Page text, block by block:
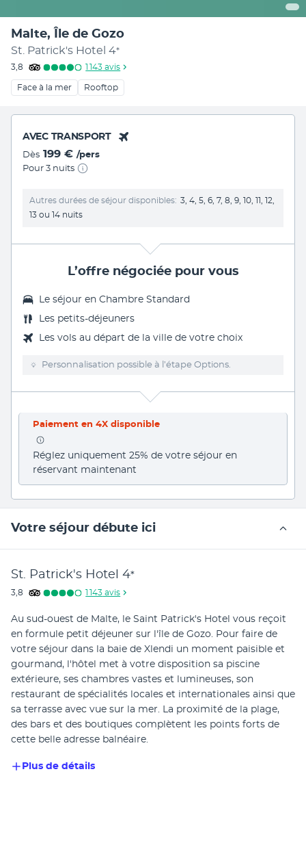
Malte, Île de Gozo
St. Patrick's Hotel 4*
3,8 1 143 avis
Face à la mer Rooftop
AVEC TRANSPORT
Dès 199 € /pers
Pour 3 nuits
Autres durées de séjour disponibles
3, 4, 5, 6, 7, 8, 9, 10, 11, 12,
13 ou 14 nuits
L’offre négociée pour vous
Le séjour en Chambre Standard
Les petits-déjeuners
Les vols au départ de la ville de votre choix
Personnalisation possible à l’étape Options.
Paiement en 4X disponible
Réglez uniquement 25% de votre séjour en
réservant maintenant
Votre séjour débute ici
St. Patrick's Hotel 4*
3,8 1 143 avis
Au sud-ouest de Malte, le Saint Patrick's Hotel vous reçoit
en formule petit déjeuner sur l'île de Gozo. Pour faire de
votre séjour dans la baie de Xlendi un moment paisible et
gourmand, l'hôtel met à votre disposition sa piscine
extérieure, ses chambres vastes et lumineuses, son
restaurant de spécialités locales et internationales ainsi que
sa terrasse avec vue sur la mer. La proximité de la plage,
des bars et des boutiques complètent les points forts de
cette belle adresse balnéaire.
Plus de détails